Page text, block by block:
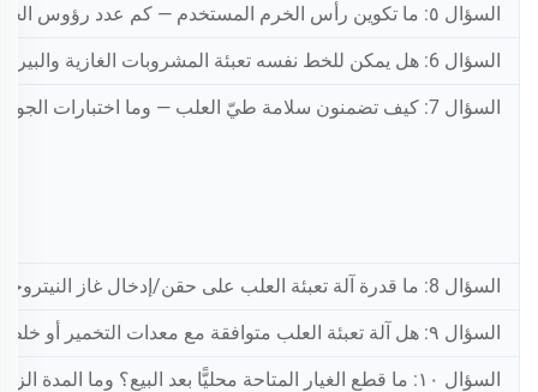
السؤال ٥: ما تكوين رأس الخرم المستخدم — كم عدد رؤوس الخرم في جهاز الخرم؟
السؤال 6: هل يمكن للخط نفسه تعبئة المشروبات الغازية والبيرة والعصائر والماء غير الفوّار دون إجراء تغييرات جوهرية؟
السؤال 7: كيف تضمنون سلامة طيّ العلب — وما اختبارات الجودة المدمجة في النظام؟
السؤال 8: ما قدرة آلة تعبئة العلب على حقن/إدخال غاز النيتروجين؟
السؤال ٩: هل آلة تعبئة العلب متوافقة مع معدات التخمير أو خلط المشروبات الموجودة مسبقًا؟
السؤال ١٠: ما قطع الغيار المتاحة محليًّا بعد البيع؟ وما المدة الزمنية اللازمة لتوريد قطع الغيار الحرجة؟